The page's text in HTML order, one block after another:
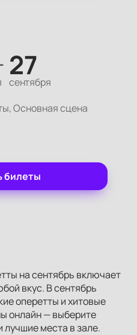
27
сентября
Основная сцена
билеты
на сентябрь включает
вкус. В сентябрь
оперетты и хитовые
онлайн — выберите
лучшие места в зале.